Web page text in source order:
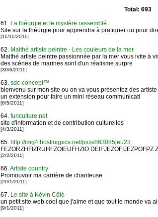
Total: 693
61. La théurgie et le mystère rassemblé
Site sur la théurgie pour apprendra à pratiquer ou pour
[11/11/2011]
62. Maithé artiste peintre - Les couleurs de la mer
Maithé artiste peintre passionnée par la mer vous ivite à
des scènes de marines sont d'un réalisme surpre
[30/6/2011]
63. sdc-concept™
bienvenu sur mon site ou on va vous présentez des
un extension pour faire un mini réseau communicati
[8/5/2011]
64. funculture.net
site d'information et de contribution culturelles
[4/3/2011]
65. http://img4.hostingpics.net/pics/863085jeu23
FEZORZHFIZRUHFZOIEUFHZIO DEIFJEZOFIJEZPOFPZ
[2/2/2011]
66.Artiste country
Promouvoir ma carrière de chanteuse
[20/1/2011]
67. Le site à Kévin Côté
un petit site web cool que j'aime et que tout le monde va
[9/1/2011]